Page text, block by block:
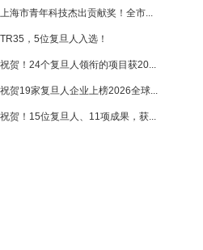
上海市青年科技杰出贡献奖！全市...
TR35，5位复旦人入选！
祝贺！24个复旦人领衔的项目获20...
祝贺19家复旦人企业上榜2026全球...
祝贺！15位复旦人、11项成果，获...